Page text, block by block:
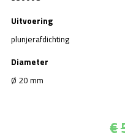
Uitvoering
plunjerafdichting
Diameter
Ø 20 mm
€